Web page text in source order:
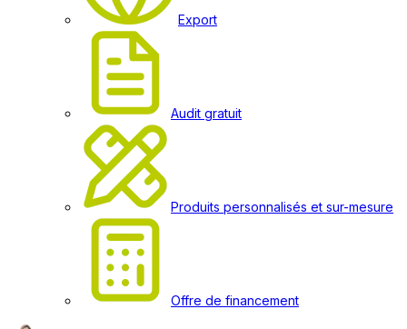
Export
Audit gratuit
Produits personnalisés et sur-mesure
Offre de financement